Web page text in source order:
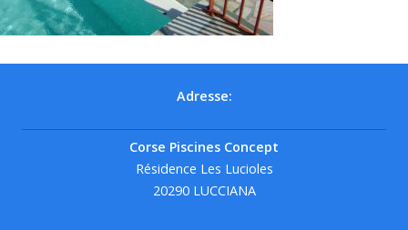
Adresse:
Corse Piscines Concept
Résidence Les Lucioles
20290 LUCCIANA